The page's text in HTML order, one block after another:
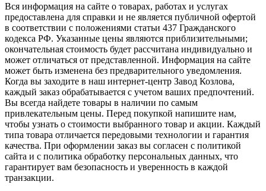
Вся информация на сайте о товарах, работах и услугах
предоставлена для справки и не является публичной офертой
в соответствии с положениями статьи 437 Гражданского
кодекса РФ. Указанные цены являются приблизительными;
окончательная стоимость будет рассчитана индивидуально и
может отличаться от представленной. Информация на сайте
может быть изменена без предварительного уведомления.
Когда вы заходите в наш интернет-центр Завод Козлова,
каждый заказ обрабатывается с учетом ваших предпочтений.
Вы всегда найдете товары в наличии по самым
привлекательным цены. Перед покупкой напишите нам,
чтобы узнать о стоимости выбранного товар и акции. Каждый
типа товара отличается передовыми технологии и гарантия
качества. При оформлении заказ вы согласен с политикой
сайта и с политика обработку персональных данных, что
гарантирует вам безопасность и уверенность в каждой
транзакции.